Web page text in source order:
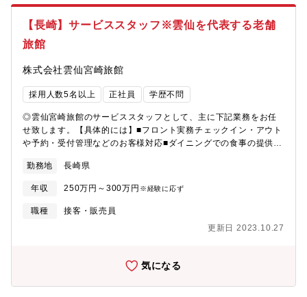
理・社内オペレーションチームとの連携による提案内容の実行
化・予約状況、手配進行の管理および確認●品質管理・フォローア
ップ・ゲスト旅行中の品質管理およびトラブル対応・旅行後のフ
ィードバック回収および改善提案●体験コンテンツ開発支援・高付
発へのアドバイス【組織体制】営業部長：40代海外営業メンバ
ヨーロッパチームがあり、担当エージェントは20～40程度です。
関しては個々で回数は異なります。日本向けに集中的に業務をお
こなう方もいれば、外向けに積極的に動く方もいらっしゃいま
す。旅程作成に対応する割合が多くなります。【今後のキャリア
パス】将来的にはマネジメント層としてステップアップも期待さ
あり、ご本人の希望に応じた異動の可能性もございます。【同ポ
挑戦できることに魅力を感じて入社いただく方が多いです。・裁
量も大きいポジションにもなるため、ご自身の考えや業務改善な
社いただく方も多く、メールをベースに語学力も活かしながら業
【長崎】サービススタッフ※雲仙を代表する老舗
旅館
株式会社雲仙宮崎旅館
採用人数5名以上 正社員 学歴不問
◎雲仙宮崎旅館のサービススタッフとして、主に下記業務をお任
せ致します。【具体的には】■フロント実務チェックイン・アウト
や予約・受付管理などのお客様対応■ダイニングでの食事の提供※
■アルバイトスタッフの管理・教育【組織構成】社員20名＋アルバ
イト5名(2022年12月予定)【募集背景】2022年12月リニューアル
オープンの為、サービススタッフを募集します。
勤務地 長崎県
年収 250万円～300万円 ※経験に応ず
職種
接客・販売員
更新日 2023.10.27
気になる